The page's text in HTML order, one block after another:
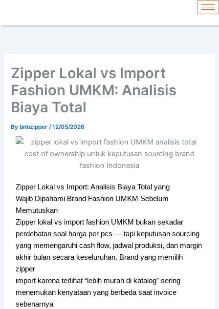
content
Zipper Lokal vs Import
Fashion UMKM: Analisis
Biaya Total
By bnbzipper/12/05/2026
Zipper Lokal vs Import: Analisis Biaya Total yang
Wajib Dipahami Brand Fashion UMKM Sebelum
Memutuskan
Zipper lokal vs import fashion UMKM bukan sekadar
perdebatan soal harga per pcs — tapi keputusan sourcing
yang memengaruhi cash flow, jadwal produksi, dan margin
akhir bulan secara keseluruhan. Brand yang memilih
zipper
import karena terlihat “lebih murah di katalog” sering
menemukan kenyataan yang berbeda saat invoice
sebenarnya